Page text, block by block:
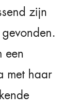
zijn
een
met haar